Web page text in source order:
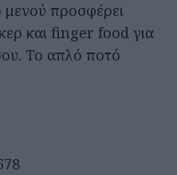
μενού προσφέρει
και finger food για
Το απλό ποτό